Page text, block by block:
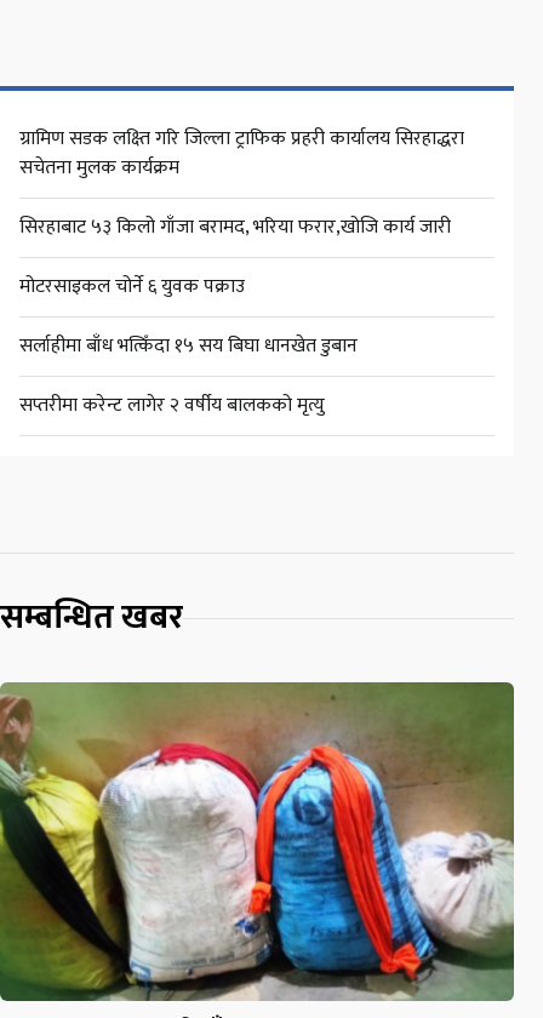
ग्रामिण सडक लक्ष्ति गरि जिल्ला ट्राफिक प्रहरी कार्यालय सिरहाद्धरा
सचेतना मुलक कार्यक्रम
सिरहाबाट ५३ किलो गाँजा बरामद, भरिया फरार,खोजि कार्य जारी
मोटरसाइकल चोर्ने ६ युवक पक्राउ
सर्लाहीमा बाँध भत्किँदा १५ सय बिघा धानखेत डुबान
सप्तरीमा करेन्ट लागेर २ वर्षीय बालकको मृत्यु
सम्बन्धित खबर